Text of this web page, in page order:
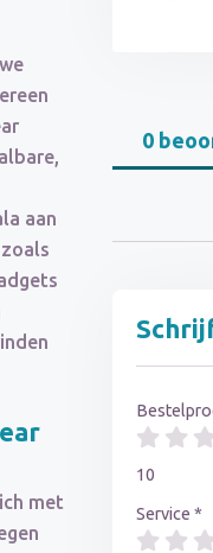
aan
met
0
10
Service *